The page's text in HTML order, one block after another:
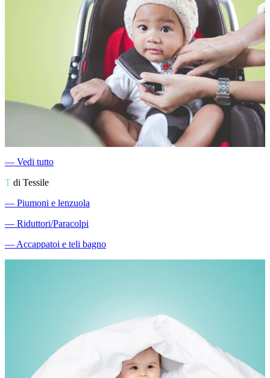
― Vedi tutto
T di Tessile
― Piumoni e lenzuola
― Riduttori/Paracolpi
―Accappatoi e teli bagno